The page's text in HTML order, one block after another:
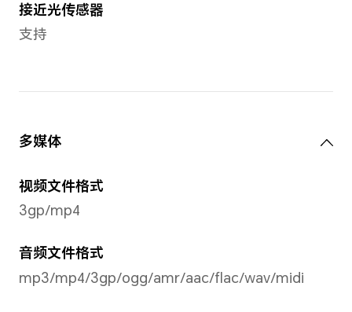
网络制式
支持移动/电信 5G/4G+/4G/
备注：